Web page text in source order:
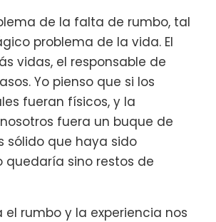
de la falta de rumbo, tal
problema de la vida. El
vidas, el responsable de
Yo pienso que si los
fueran físicos, y la
fuera un buque de
sólido que haya sido
quedaría sino restos de
el rumbo y la experiencia nos